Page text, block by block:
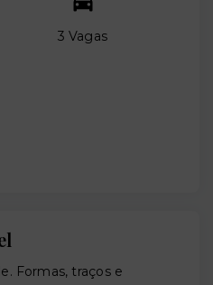
3 Vagas
Formas, traços e